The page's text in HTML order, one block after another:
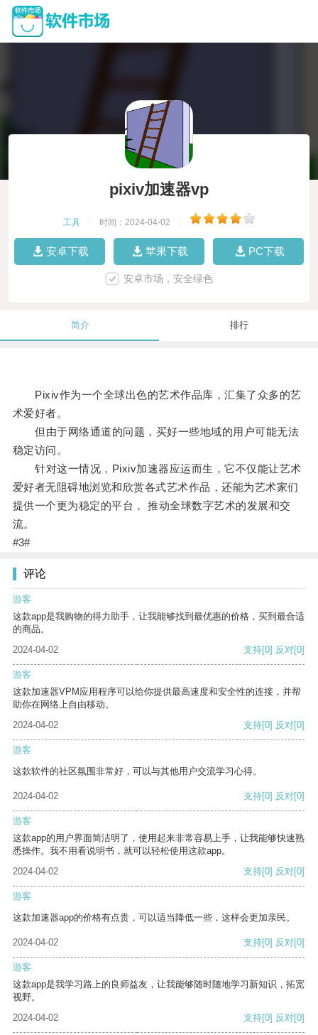
pixiv加速器vp
工具 时间：2024-04-02
安卓下载 苹果下载 PC下载
安卓市场，安全绿色
简介 排行
Pixiv作为一个全球出色的艺术作品库，汇集了众多的艺
术爱好者。
但由于网络通道的问题，买好一些地域的用户可能无法
稳定访问。
针对这一情况，Pixiv加速器应运而生，它不仅能让艺术
爱好者无阻碍地浏览和欣赏各式艺术作品，还能为艺术家们
提供一个更为稳定的平台， 推动全球数字艺术的发展和交
流。
#3#
评论
游客
这款app是我购物的得力助手，让我能够找到最优惠的价格，买到最合适
的商品。
2024-04-02
支持[0] 反对[0]
游客
这款加速器VPM应用程序可以给你提供最高速度和安全性的连接，并帮
助你在网络上自由移动。
2024-04-02
支持[0] 反对[0]
游客
这款软件的社区氛围非常好，可以与其他用户交流学习心得。
2024-04-02 支持[0] 反对[0]
游客
这款app的用户界面简洁明了，使用起来非常容易上手，让我能够快速熟
悉操作。我不用看说明书，就可以轻松使用这款app。
2024-04-02
支持[0] 反对[0]
游客
这款加速器app的价格有点贵，可以适当降低一些，这样会更加亲民。
2024-04-02 支持[0] 反对[0]
游客
这款app是我学习路上的良师益友，让我能够随时随地学习新知识，拓宽
视野。
2024-04-02
支持[0] 反对[0]